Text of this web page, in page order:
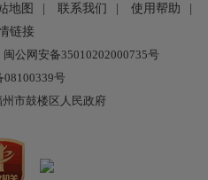
地图 联系我们 使用帮助
链接
闽公网安备35010202000735号
08100339号
市鼓楼区人民政府